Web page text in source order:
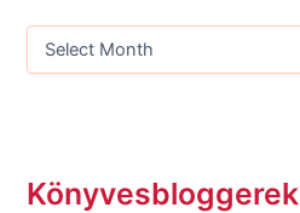
Könyvesbloggerek